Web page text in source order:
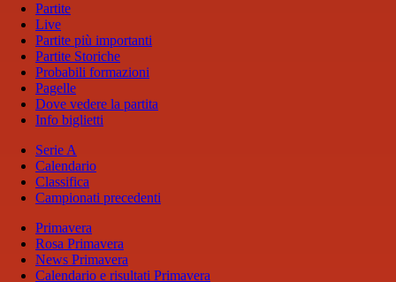
Partite
Live
Partite più importanti
Partite Storiche
Probabili formazioni
Pagelle
Dove vedere la partita
Info biglietti
Serie A
Calendario
Classifica
Campionati precedenti
Primavera
Rosa Primavera
News Primavera
Calendario e risultati Primavera